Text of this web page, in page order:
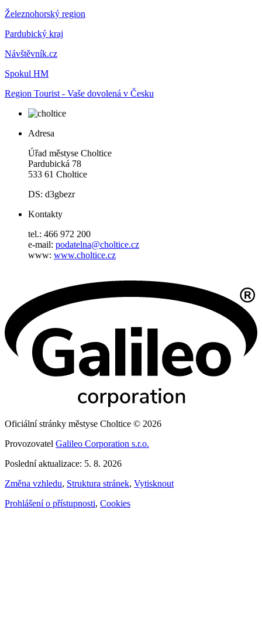
Železnohorský region
Pardubický kraj
Návštěvník.cz
Spokul HM
Region Tourist - Vaše dovolená v Česku
Adresa
Úřad městyse Choltice
Pardubická 78
533 61 Choltice
DS: d3gbezr
Kontakty
tel.: 466 972 200
e-mail: podatelna@choltice.cz
www: www.choltice.cz
Oficiální stránky městyse Choltice © 2026
Provozovatel Galileo Corporation s.r.o.
Poslední aktualizace: 5. 8. 2026
Změna vzhledu, Struktura stránek, Vytisknout
Prohlášení o přístupnosti, Cookies